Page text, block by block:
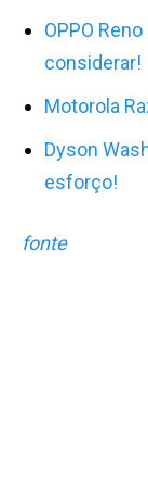
OPPO
considerar!
Motorola
Dyson
esforço!
fonte